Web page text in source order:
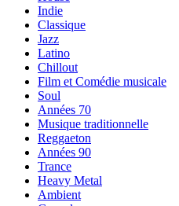
Indie
Classique
Jazz
Latino
Chillout
Film et Comédie musicale
Soul
Années 70
Musique traditionnelle
Reggaeton
Années 90
Trance
Heavy Metal
Ambient